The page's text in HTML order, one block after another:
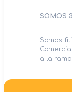
SOMOS
Somos
a la